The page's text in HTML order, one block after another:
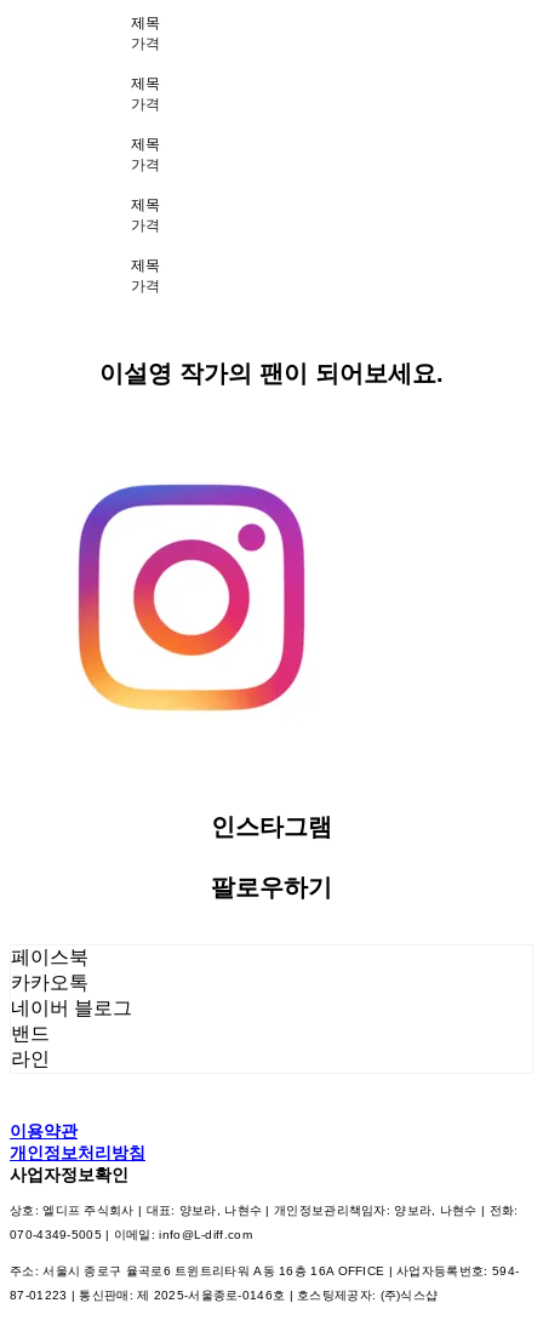
제목
가격
제목
가격
제목
가격
제목
가격
제목
가격
이설영 작가의 팬이 되어보세요.
인스타그램
팔로우하기
페이스북
카카오톡
네이버 블로그
밴드
라인
이용약관
개인정보처리방침
사업자정보확인
상호: 엘디프 주식회사 | 대표: 양보라, 나현수 | 개인정보관리책임자: 양보라, 나현수 | 전화:
070-4349-5005 | 이메일: info@L-diff.com
주소: 서울시 종로구 율곡로6 트윈트리타워 A동 16층 16A OFFICE | 사업자등록번호: 594-
87-01223 | 통신판매:제 2025-서울종로-0146호 | 호스팅제공자: (주)식스샵